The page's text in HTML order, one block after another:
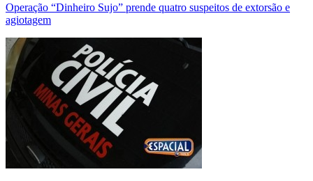
Operação “Dinheiro Sujo” prende quatro suspeitos de extorsão e
agiotagem